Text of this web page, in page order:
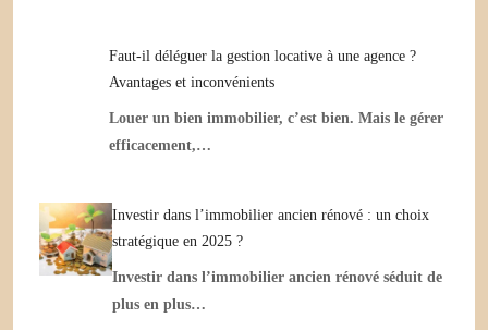
Faut-il déléguer la gestion locative à une agence ?
Avantages et inconvénients
Louer un bien immobilier, c’est bien. Mais le gérer
efficacement,…
Investir dans l’immobilier ancien rénové : un choix
stratégique en 2025 ?
Investir dans l’immobilier ancien rénové séduit de
plus en plus…